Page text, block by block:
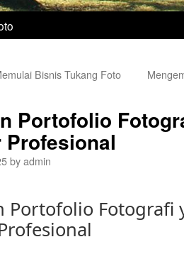
Bisnis Tukang Foto
Portofolio
byadmin
Portofolio Fotografi